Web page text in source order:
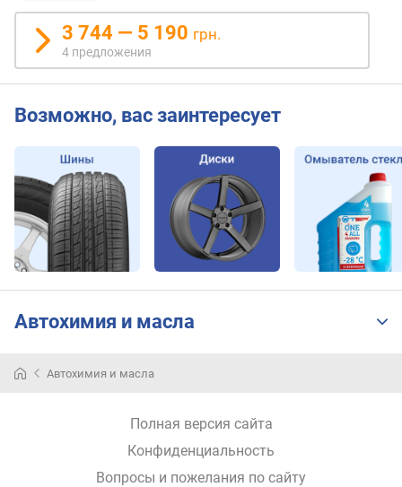
3 744 — 5 190 грн.
4 предложения
Возможно, вас заинтересует
Автохимия и масла
Автохимия и масла
Полная версия сайта
Конфиденциальность
Вопросы и пожелания по сайту